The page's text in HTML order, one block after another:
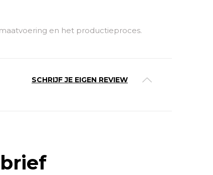
en het productieproces.
SCHRIJF JE EIGEN REVIEW